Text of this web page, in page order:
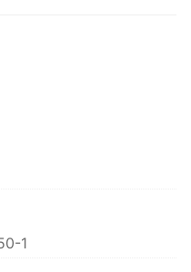
1